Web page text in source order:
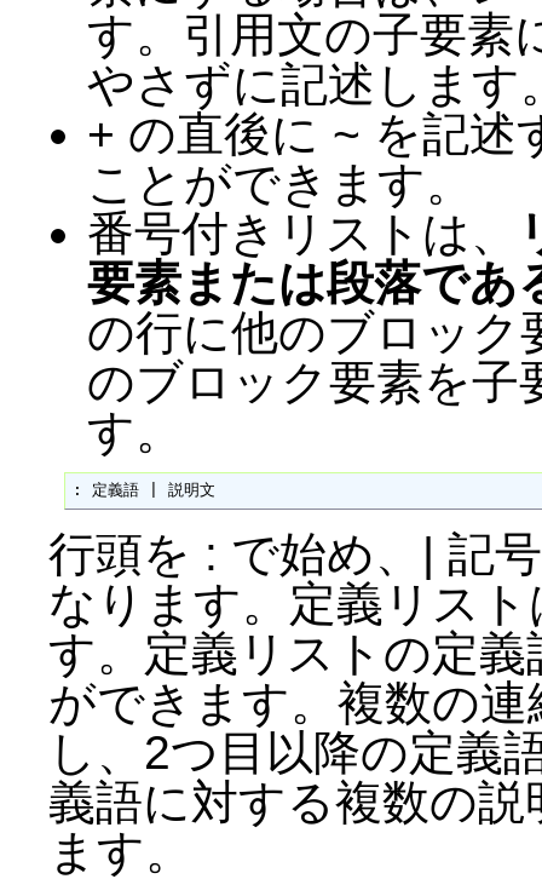
す。引用文の子要素
やさずに記述します
+ の直後に ~ を記述
ことができます。
番号付きリストは、
要素または段落であ
の行に他のブロック
のブロック要素を子
す。
: 定義語 | 説明文
行頭を : で始め、| 記
なります。定義リス
す。定義リストの定
ができます。複数の
し、2つ目以降の定義
義語に対する複数の
ます。